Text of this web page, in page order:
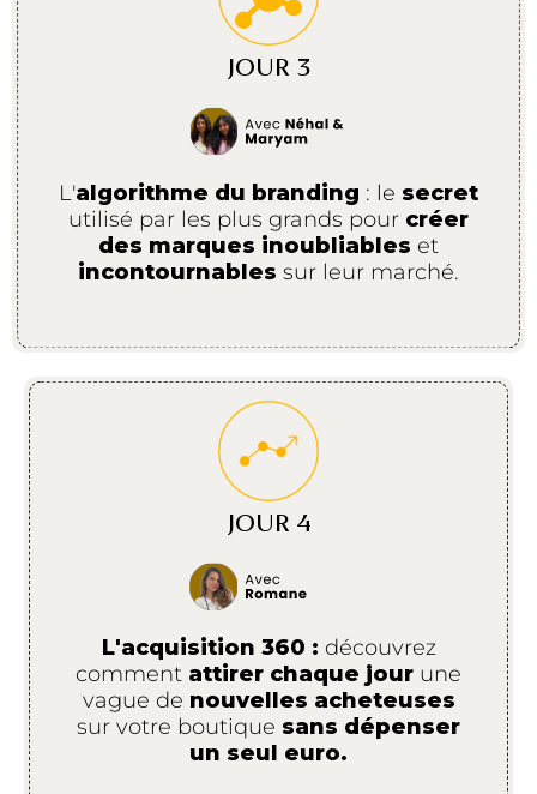
JOUR 3
L'algorithme du branding : le secret
utilisé par les plus grands pour créer
des marques inoubliables et
incontournables sur leur marché.
JOUR 4
L'acquisition 360 : découvrez
comment attirer chaque jour une
vague de nouvelles acheteuses
sur votre boutique sans dépenser
un seul euro.